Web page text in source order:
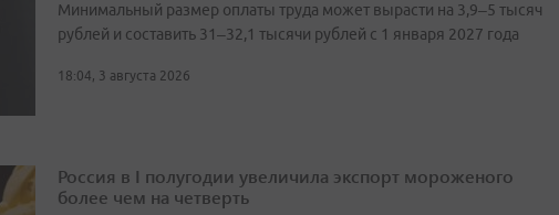
Минимальный размер оплаты труда может вырасти на 3,9–5 тысяч
рублей и составить 31–32,1 тысячи рублей с 1 января 2027 года
18:04, 3 августа 2026
Россия в I полугодии увеличила экспорт мороженого
более чем на четверть